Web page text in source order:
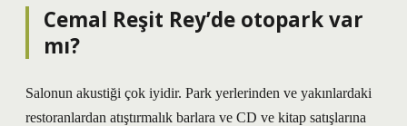
Cemal Reşit Rey’de otopark var
mı?
Salonun akustiği çok iyidir. Park yerlerinden ve yakınlardaki
restoranlardan atıştırmalık barlara ve CD ve kitap satışlarına